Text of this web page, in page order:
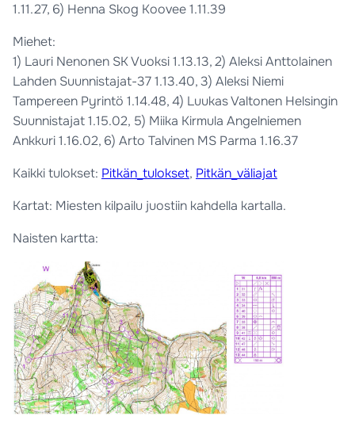
1.11.27, 6) Henna Skog Koovee 1.11.39
Miehet:
1) Lauri Nenonen SK Vuoksi 1.13.13, 2) Aleksi Anttolainen
Lahden Suunnistajat-37 1.13.40, 3) Aleksi Niemi
Tampereen Pyrintö 1.14.48, 4) Luukas Valtonen Helsingin
Suunnistajat 1.15.02, 5) Miika Kirmula Angelniemen
Ankkuri 1.16.02, 6) Arto Talvinen MS Parma 1.16.37
Kaikki tulokset: Pitkän_tulokset, Pitkän_väliajat
Kartat: Miesten kilpailu juostiin kahdella kartalla.
Naisten kartta: